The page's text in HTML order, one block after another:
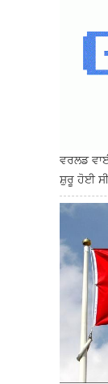
ਵਰਲਡ
ਸ਼ੁਰੂ ਹੋਈ